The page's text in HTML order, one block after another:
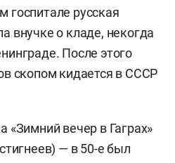
русская
внучке о кладе, некогда
После этого
скопом кидается в СССР
«Зимний вечер в Гаграх»
— в 50-е был